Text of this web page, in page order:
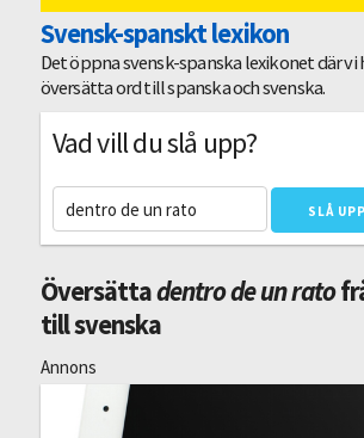
Svensk-spanskt lexikon
Det öppna svensk-spanska lexikonet där
översätta ord till spanska och svenska.
Vad vill du slå upp?
Översättadentro de un rato
till svenska
Annons